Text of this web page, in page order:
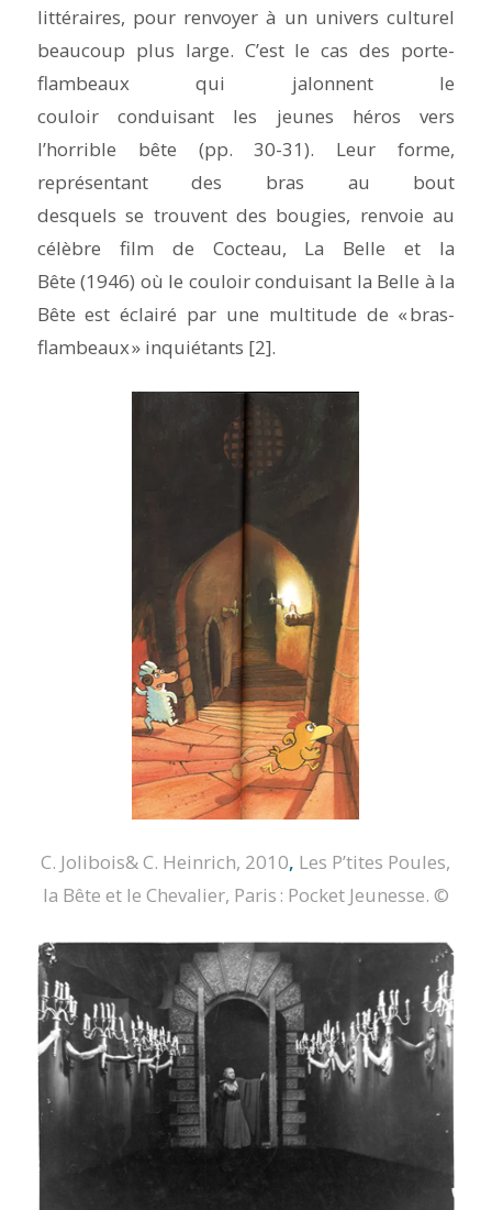
littéraires, pour renvoyer à un univers culturel
beaucoup plus large. C’est le cas des porte-
flambeaux qui jalonnent le
couloir conduisant les jeunes héros vers
l’horrible bête (pp. 30-31). Leur forme,
représentant des bras au bout
desquels se trouvent des bougies, renvoie au
célèbre film de Cocteau, La Belle et la
Bête (1946) où le couloir conduisant la Belle à la
Bête est éclairé par une multitude de « bras-
flambeaux » inquiétants [2].
C. Jolibois& C. Heinrich, 2010, Les P’tites Poules,
la Bête et le Chevalier, Paris : Pocket Jeunesse. ©